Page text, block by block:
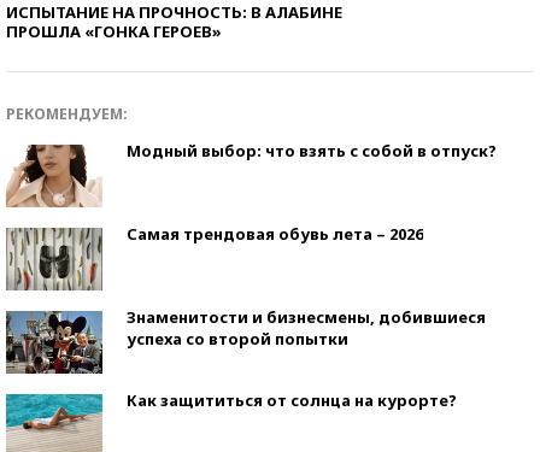
ИСПЫТАНИЕ НА ПРОЧНОСТЬ: В АЛАБИНЕ
ПРОШЛА «ГОНКА ГЕРОЕВ»
РЕКОМЕНДУЕМ:
Модный выбор: что взять с собой в отпуск?
Самая трендовая обувь лета – 2026
Знаменитости и бизнесмены, добившиеся
успеха со второй попытки
Как защититься от солнца на курорте?